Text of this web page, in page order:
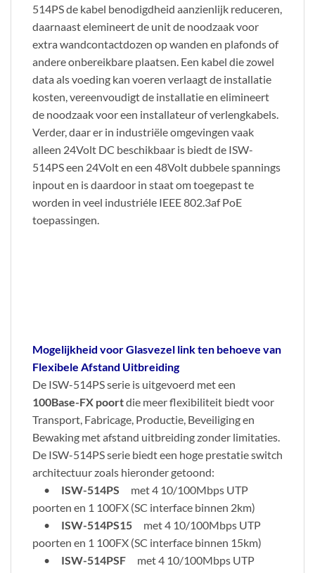
514PS de kabel benodigdheid aanzienlijk reduceren,
daarnaast elemineert de unit de noodzaak voor
extra wandcontactdozen op wanden en plafonds of
andere onbereikbare plaatsen. Een kabel die zowel
data als voeding kan voeren verlaagt de installatie
kosten, vereenvoudigt de installatie en elimineert
de noodzaak voor een installateur of verlengkabels.
Verder, daar er in industriële omgevingen vaak
alleen 24Volt DC beschikbaar is biedt de ISW-
514PS een 24Volt en een 48Volt dubbele spannings
inpout en is daardoor in staat om toegepast te
worden in veel industriéle IEEE 802.3af PoE
toepassingen.
Mogelijkheid voor Glasvezel link ten behoeve van
Flexibele Afstand Uitbreiding
De ISW-514PS serie is uitgevoerd met een
100Base-FX poortdie meer flexibiliteit biedt voor
Transport, Fabricage, Productie, Beveiliging en
Bewaking met afstand uitbreiding zonder limitaties.
De ISW-514PS serie biedt een hoge prestatie switch
architectuur zoals hieronder getoond:
• ISW-514PS met 4 10/100Mbps UTP
poorten en 1 100FX (SC interface binnen 2km)
• ISW-514PS15 met 4 10/100Mbps UTP
poorten en 1 100FX (SC interface binnen 15km)
• ISW-514PSF met 4 10/100Mbps UTP